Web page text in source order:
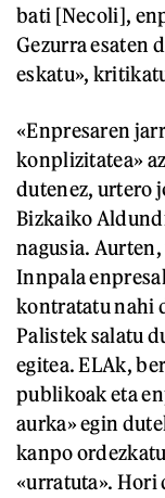
bati [Necoli],
Gezurra esaten
eskatu»,
«Enpresaren
konplizitatea»
dutenez, urtero
Bizkaiko
nagusia.
Innpala
kontratatu nahi
Palistek salatu
egitea. ELAk,
publikoak eta
aurka» egin
kanpo
«urratuta». Hori